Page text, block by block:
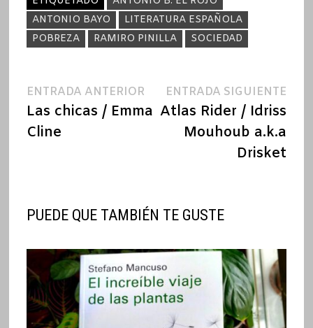
ANTONIO BAYO
LITERATURA ESPAÑOLA
POBREZA
RAMIRO PINILLA SOCIEDAD
Navegación
de
ENTRADA ANTERIOREntrada
anterior:
Las chicas / Emma
Cline
ENTRADA SIGUIENTE
Atlas Rider / Idriss
Mouhoub a.k.a
Drisket
PUEDE QUE TAMBIÉN TE GUSTE